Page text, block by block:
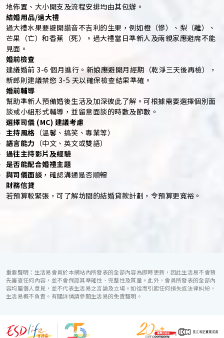
地佈置、大小開支及流程安排均由其包辦。
結婚用品/過大禮
過大禮水果要避開諧音不吉利的生果，例如橙（慘）、梨（離）、
芒果（亡）和香蕉（死）。過大禮當日準新人及兩親家應避席不能
見面。
婚前檢查
建議婚前 3-6 個月進行。新娘應避開月經期（乾淨三天後再檢），
新郎則建議禁慾 3-5 天以確保檢查結果準確。
婚前輔導
幫助準新人預備婚後生活及加深彼此了解。可根據需要選擇個別面
談或小組形式輔導，並留意面談的時數及節數。
選擇司儀 (MC) 建議考慮
主持風格 （溫馨、搞笑、專業等）
語言能力 （中文、英文或雙語）
過往主持影片及經驗
是否能配合婚禮主題
與司儀面談 ，確認溝通是否順暢
財務信貸
若預算較緊張，可了解坊間的結婚貸款計劃，令預算更寬裕。
重要聲明：生活易會員於本網站內所發表的全部內容為即時更新，因此生活易不會預
先審查任何內容，並不會保證其準確性、完整性及質量。此外，會員所發表的全部內
容均屬個人意見，並不代表生活易之言論及立場。如從而引起任何損失或法律糾紛，
生活易概不負責。有關詳情請參閱生活易的免責聲明。